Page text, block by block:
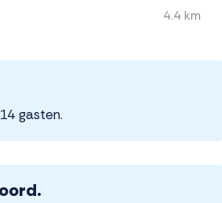
4.4 km
gasten.